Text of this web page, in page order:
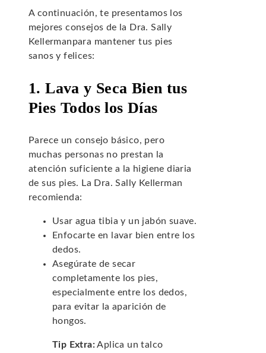
A continuación, te presentamos los
mejores consejos de la Dra. Sally
Kellermanpara mantener tus pies
sanos y felices:
1. Lava y Seca Bien tus
Pies Todos los Días
Parece un consejo básico, pero
muchas personas no prestan la
atención suficiente a la higiene diaria
de sus pies. La Dra. Sally Kellerman
recomienda:
Usar agua tibia y un jabón suave.
Enfocarte en lavar bien entre los
dedos.
Asegúrate de secar
completamente los pies,
especialmente entre los dedos,
para evitar la aparición de
hongos.
Tip Extra:Aplica un talco